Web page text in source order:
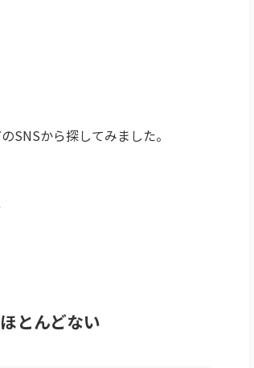
SNSから探してみました。
とんどない